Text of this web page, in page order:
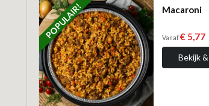
POPULAIR! Macaroni
Vanaf€ 5,77
Bekijk